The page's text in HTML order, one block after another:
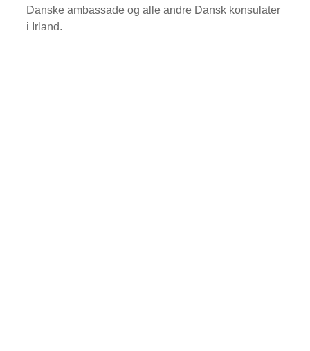
Danske ambassade og alle andre Dansk konsulater
i Irland.